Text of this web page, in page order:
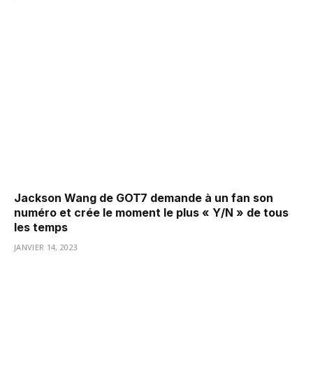
Jackson Wang de GOT7 demande à un fan son
numéro et crée le moment le plus « Y/N » de tous
les temps
JANVIER 14, 2023